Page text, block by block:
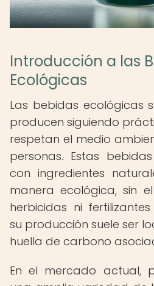
Introducción a las
Ecológicas
Las bebidas ecológicas
producen siguiendo
respetan el medio
personas. Estas
con ingredientes
manera ecológica, sin
herbicidas ni
su producción suele ser
huella de carbono
En el mercado actual,